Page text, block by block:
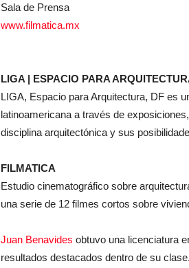
Sala de Prensa
www.filmatica.mx
LIGA | ESPACIO PARA
LIGA, Espacio para Arquitectura, DF es
latinoamericana a través de
disciplina arquitectónica y sus
FILMATICA
Estudio cinematográfico sobre
una serie de 12 filmes cortos sobre
Juan Benavides obtuvo una licenciatura
resultados destacados dentro de su